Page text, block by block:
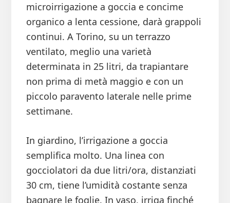
microirrigazione a goccia e concime
organico a lenta cessione, darà grappoli
continui. A Torino, su un terrazzo
ventilato, meglio una varietà
determinata in 25 litri, da trapiantare
non prima di metà maggio e con un
piccolo paravento laterale nelle prime
settimane.
In giardino, l’irrigazione a goccia
semplifica molto. Una linea con
gocciolatori da due litri/ora, distanziati
30 cm, tiene l’umidità costante senza
bagnare le foglie. In vaso, irriga finché